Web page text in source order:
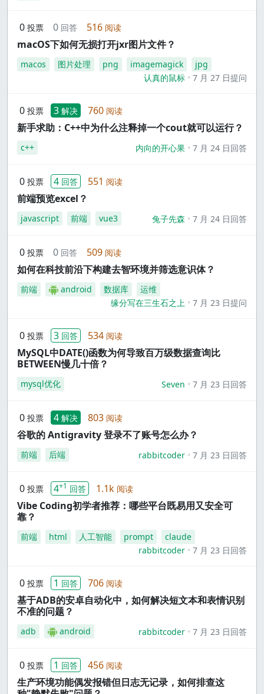
0 投票 0 回答 516 阅读
macOS下如何无损打开jxr图片文件？
macos 图片处理 png imagemagick
jpg
认真的鼠标
7 月 27 日提问
0 投票 3 解决 760 阅读
新手求助：C++中为什么注释掉一个cout就可以运行？
c++ 内向的开心果 7 月 24 日回答
0 投票 4 回答 551 阅读
前端预览excel？
javascript 前端 vue3 兔子先森 7 月 24 日回答
0 投票 0 回答 509 阅读
如何在科技前沿下构建去智环境并筛选意识体？
前端 android 数据库
运维
缘分写在三生石之上
7 月 23 日提问
0 投票 3 回答 534 阅读
MySQL中DATE()函数为何导致百万级数据查询比
BETWEEN慢几十倍？
mysql优化 Seven 7 月 23 日回答
0 投票 4 解决 803 阅读
谷歌的 Antigravity 登录不了账号怎么办？
前端 后端 rabbitcoder 7 月 23 日回答
0 投票 4+1 回答 1.1k 阅读
Vibe Coding初学者推荐：哪些平台既易用又安全可
靠？
前端 html 人工智能 prompt
claude
rabbitcoder
7 月 23 日回答
0 投票 1 回答 706 阅读
基于ADB的安卓自动化中，如何解决短文本和表情识别
不准的问题？
adb android rabbitcoder 7 月 23 日回答
0 投票 1 回答 456 阅读
生产环境功能偶发报错但日志无记录，如何排查这